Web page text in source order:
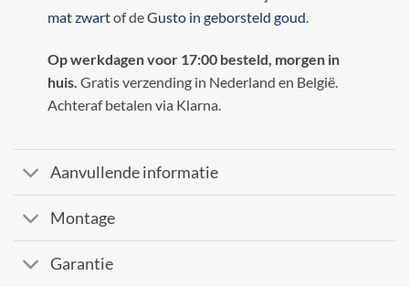
mat zwartof deGusto in geborsteld goud
Op werkdagen voor 17:00 besteld, morgen in
huis. Gratis verzending in Nederland en België.
Achteraf betalen via Klarna.
Aanvullende informatie
Montage
Garantie